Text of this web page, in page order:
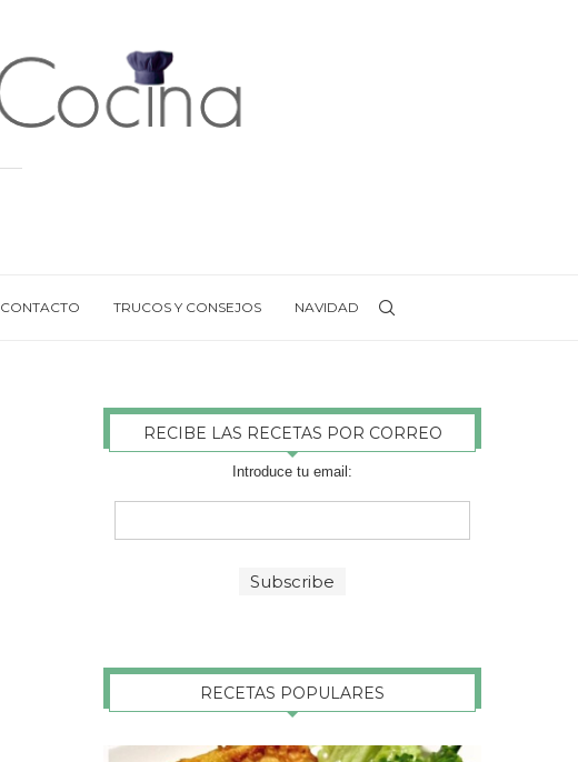
CONTACTO TRUCOS Y CONSEJOS NAVIDAD
RECIBE LAS RECETAS POR CORREO
Introduce tu email:
RECETAS POPULARES